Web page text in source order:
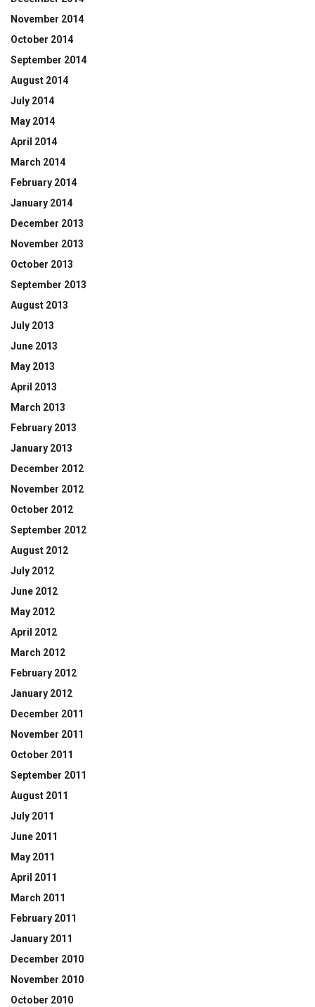
November 2014
October 2014
September 2014
August 2014
July 2014
May 2014
April 2014
March 2014
February 2014
January 2014
December 2013
November 2013
October 2013
September 2013
August 2013
July 2013
June 2013
May 2013
April 2013
March 2013
February 2013
January 2013
December 2012
November 2012
October 2012
September 2012
August 2012
July 2012
June 2012
May 2012
April 2012
March 2012
February 2012
January 2012
December 2011
November 2011
October 2011
September 2011
August 2011
July 2011
June 2011
May 2011
April 2011
March 2011
February 2011
January 2011
December 2010
November 2010
October 2010